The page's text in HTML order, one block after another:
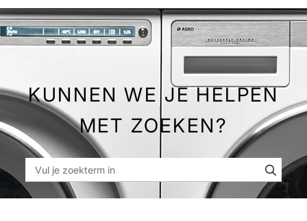
Skip
to
Main
KUNNEN WE JE HELPEN
MET ZOEKEN?